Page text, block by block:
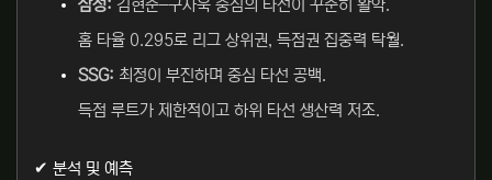
삼성: 김현준–구자욱 중심의 타선이 꾸준히 활약.
홈 타율 0.295로 리그 상위권, 득점권 집중력 탁월.
SSG: 최정이 부진하며 중심 타선 공백.
득점 루트가 제한적이고 하위 타선 생산력 저조.
✔ 분석 및 예측